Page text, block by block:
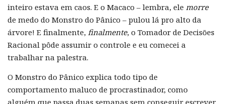
inteiro estava em caos. E o Macaco – lembra, ele morre
de medo do Monstro do Pânico – pulou lá pro alto da
árvore! E finalmente, finalmente, o Tomador de Decisões
Racional pôde assumir o controle e eu comecei a
trabalhar na palestra.
O Monstro do Pânico explica todo tipo de
comportamento maluco de procrastinador, como
alguém que passa duas semanas sem conseguir escrever